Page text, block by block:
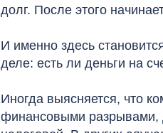
долг. После этого
И именно здесь
деле: есть ли деньги на
Иногда выясняется, что
финансовыми разрывами,